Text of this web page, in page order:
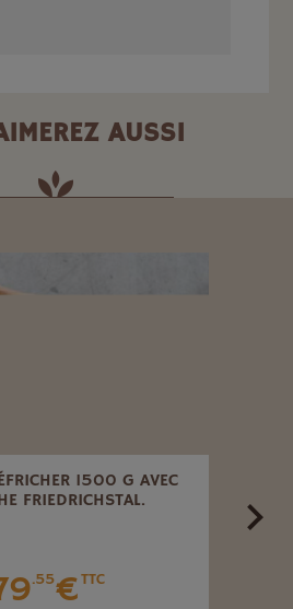
AUSSI
1500 G AVEC
FRIEDRICHSTAL.
.55€TTC